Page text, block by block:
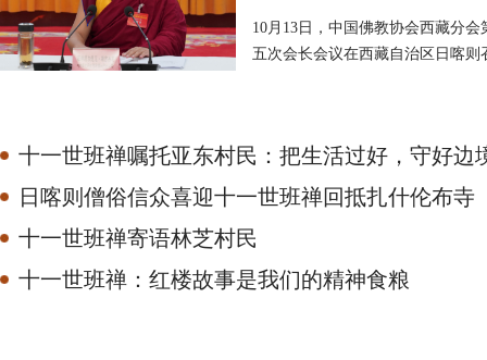
10月13日，中国佛教协会西藏分
五次会长会议在西藏自治区日喀则
十一世班禅嘱托亚东村民：把生活过好，守好边
日喀则僧俗信众喜迎十一世班禅回抵扎什伦布寺
十一世班禅寄语林芝村民
十一世班禅：红楼故事是我们的精神食粮